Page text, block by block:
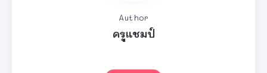
Author
ครูแชมป์